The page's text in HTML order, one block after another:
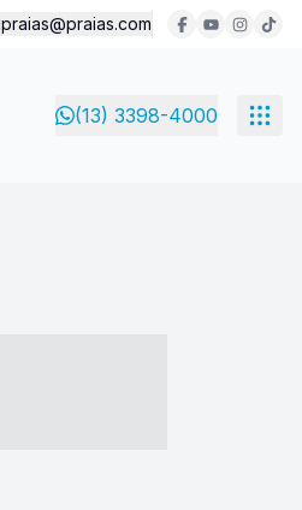
praias@praias.com
(13) 3398-4000